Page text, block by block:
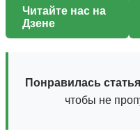
Читайте нас на
Дзене
Понравилась
чтобы не